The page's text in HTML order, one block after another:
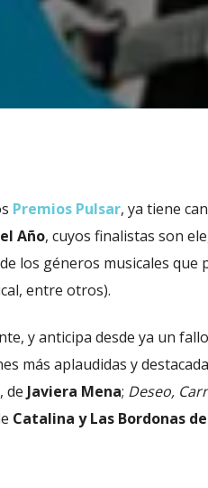
Premios Pulsar, ya tiene
Año, cuyos finalistas son
los géneros musicales que
entre otros).
y anticipa desde ya un
más aplaudidas y
, de Javiera Mena; Deseo,
Catalina y Las Bordonas